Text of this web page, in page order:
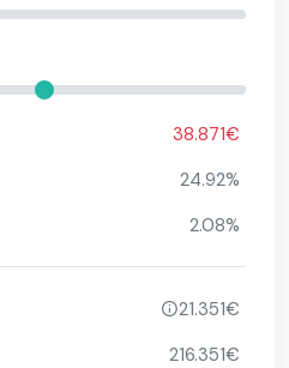
38.871€
24.92%
2.08%
21.351€
216.351€